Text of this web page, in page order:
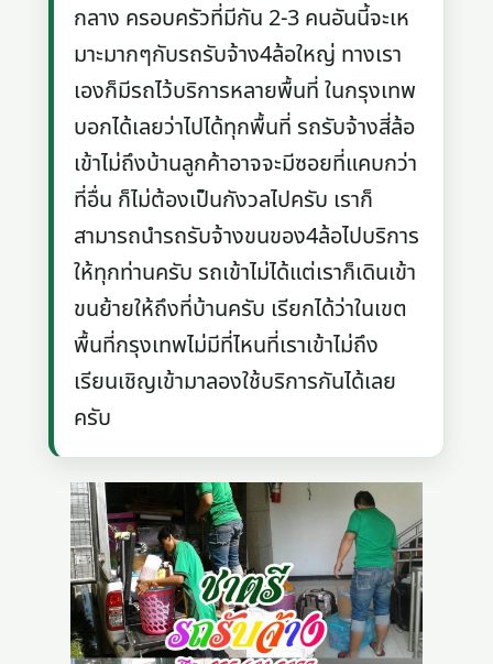
กลาง ครอบครัวที่มีกัน 2-3 คนอันนี้จะเห
มาะมากๆกับรถรับจ้าง4ล้อใหญ่ ทางเรา
เองก็มีรถไว้บริการหลายพื้นที่ ในกรุงเทพ
บอกได้เลยว่าไปได้ทุกพื้นที่ รถรับจ้างสี่ล้อ
เข้าไม่ถึงบ้านลูกค้าอาจจะมีซอยที่แคบกว่า
ที่อื่น ก็ไม่ต้องเป็นกังวลไปครับ เราก็
สามารถนำรถรับจ้างขนของ4ล้อไปบริการ
ให้ทุกท่านครับ รถเข้าไม่ได้แต่เราก็เดินเข้า
ขนย้ายให้ถึงที่บ้านครับ เรียกได้ว่าในเขต
พื้นที่กรุงเทพไม่มีที่ไหนที่เราเข้าไม่ถึง
เรียนเชิญเข้ามาลองใช้บริการกันได้เลย
ครับ